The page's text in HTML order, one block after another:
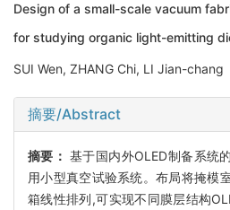
Design of a small-scale vacuum
for studying organic light-emitting
SUI Wen, ZHANG Chi, LI Jian-chang
摘要/Abstract
摘要： 基于国内外OLED制备系统
用小型真空试验系统。布局将掩模
箱线性排列,可实现不同膜层结构